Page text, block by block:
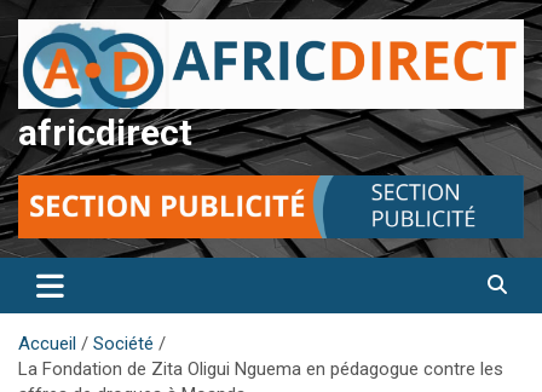
Aller
au
contenu
africdirect
Accueil
Société
La Fondation de Zita Oligui Nguema en pédagogue contre les